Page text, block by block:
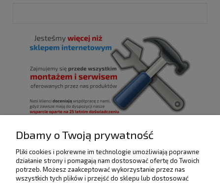
POMOC
Dbamy o Twoją prywatność
Pliki cookies i pokrewne im technologie umożliwiają poprawne
działanie strony i pomagają nam dostosować ofertę do Twoich
potrzeb. Możesz zaakceptować wykorzystanie przez nas
wszystkich tych plików i przejść do sklepu lub dostosować